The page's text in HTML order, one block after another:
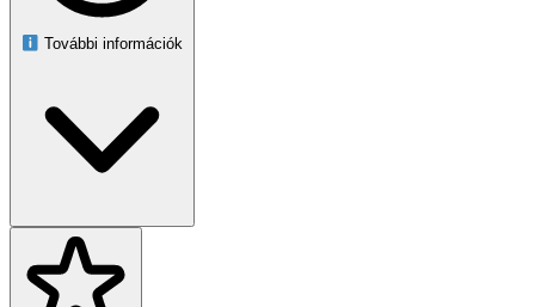
Akár délutáni szunyókálás, akár esti csillagles, ez a stabil állvány
megbízható alapot ad a pihentető ringatózáshoz.
További információk